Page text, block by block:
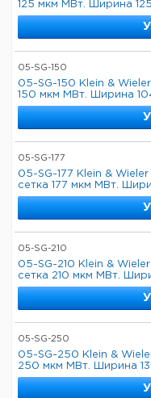
125 мкм МВт. Ширина
05-SG-150
05-SG-150 Klein &
150 мкм МВт. Ширина
05-SG-177
05-SG-177 Klein &
сетка 177 мкм МВт.
05-SG-210
05-SG-210 Klein &
сетка 210 мкм МВт.
05-SG-250
05-SG-250 Klein &
250 мкм МВт. Ширина